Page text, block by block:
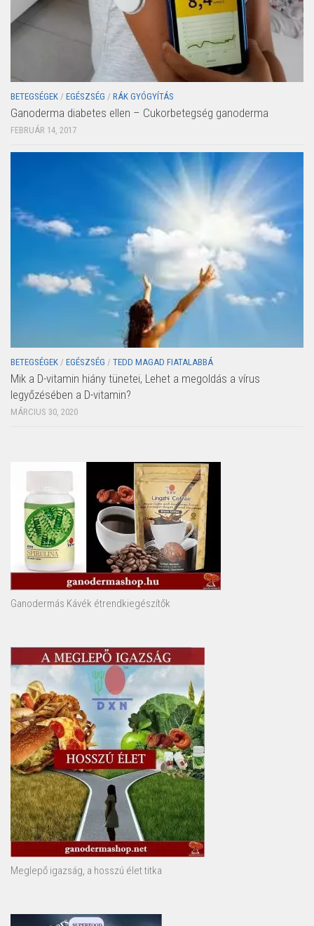
BETEGSÉGEK / EGÉSZSÉG / RÁK GYÓGYÍTÁS
Ganoderma diabetes ellen – Cukorbetegség ganoderma
FEBRUÁR 14, 2017
BETEGSÉGEK / EGÉSZSÉG / TEDD MAGAD FIATALABBÁ
Mik a D-vitamin hiány tünetei, Lehet a megoldás a vírus
legyőzésében a D-vitamin?
MÁRCIUS 30, 2020
Ganodermás Kávék étrendkiegészítők
Meglepő igazság, a hosszú élet titka